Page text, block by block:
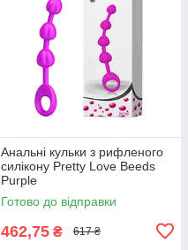
Анальні кульки з рифленого
силікону Pretty Love Beeds
Purple
Готово до відправки
462,75 ₴ 617 ₴